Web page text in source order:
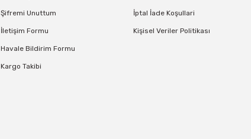
Şifremi Unuttum
İletişim Formu
Havale Bildirim Formu
Kargo Takibi
İptal İade Koşullari
Kişisel Veriler Politikası